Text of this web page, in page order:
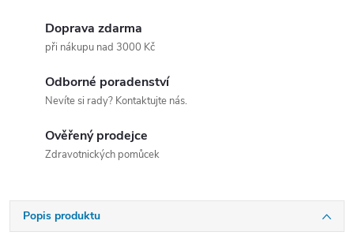
Doprava zdarma
při nákupu nad 3000 Kč
Odborné poradenství
Nevíte si rady? Kontaktujte nás.
Ověřený prodejce
Zdravotnických pomůcek
Popis produktu